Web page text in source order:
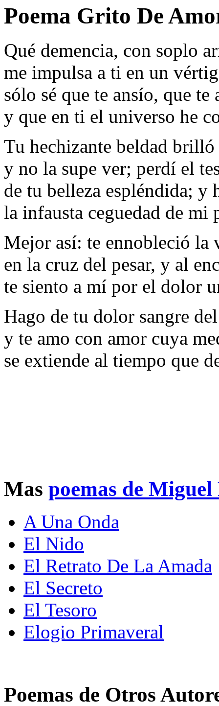
Poema Grito De
Qué demencia, con soplo
me impulsa a ti en un
sólo sé que te ansío, que te
y que en ti el universo he
Tu hechizante beldad
y no la supe ver; perdí el
de tu belleza espléndida; y
la infausta ceguedad de mi
Mejor así: te ennobleció la
en la cruz del pesar, y al
te siento a mí por el dolor
Hago de tu dolor sangre
y te amo con amor cuya
se extiende al tiempo que
Mas poemas de
A Una Onda
El Nido
El Retrato De La Amada
El Secreto
El Tesoro
Elogio Primaveral
Poemas de Otros